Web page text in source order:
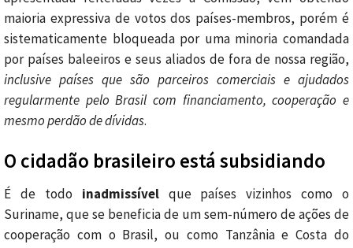
maioria expressiva de votos dos países-membros, porém é
sistematicamente bloqueada por uma minoria comandada
por países baleeiros e seus aliados de fora de nossa região,
inclusive países que são parceiros comerciais e ajudados
regularmente pelo Brasil com financiamento, cooperação e
mesmo perdão de dívidas.
O cidadão brasileiro está subsidiando
É de todo inadmissível que países vizinhos como o
Suriname, que se beneficia de um sem-número de ações de
cooperação com o Brasil, ou como Tanzânia e Costa do